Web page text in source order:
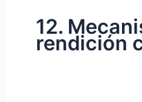
12.
rendición